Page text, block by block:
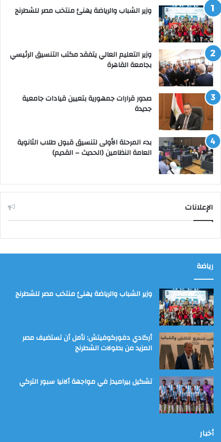
وزير الشباب والرياضة يهنئ منتخب مصر للشطرنج
وزير التعليم العالي يتفقد مكتب التنسيق الرئيسي
بجامعة القاهرة
صدور قرارات جمهورية بتعيين قيادات جامعية
جديدة
بدء المرحلة الأولى لتنسيق قبول طلاب الثانوية
العامة النظامين (الحديث – القديم)
الإعلانات
رياضة
وزير الشباب والرياضة يهنئ منتخب مصر للشطرنج
أركادي دفوركوفيتش: نأمل أن تستضيف مصر
المزيد من بطولات الشطرنج
تشكيل بيراميدز في مواجهة ألانيا سبور التركي
أخبار